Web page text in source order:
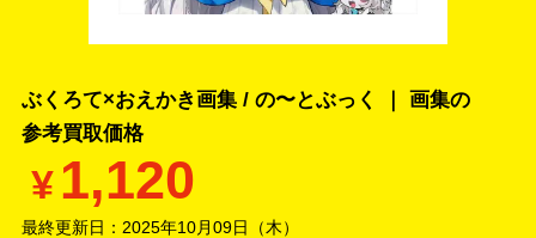
ぶくろて×おえかき画集 / の〜とぶっく ｜ 画集の
参考買取価格
¥1,120
最終更新日： 2025年10月09日（木）